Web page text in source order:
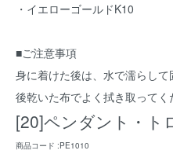
・イエローゴールドK10
■ご注意事項
身に着けた後は、水で濡らし
後乾いた布でよく拭き取ってく
[20]ペンダント・ト
商品コード :PE1010